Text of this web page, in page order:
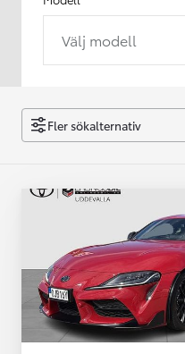
Från 238 900 kr
Easy Billån
GR Yaris
BENSIN
Välj modell
Fler sökalternativ